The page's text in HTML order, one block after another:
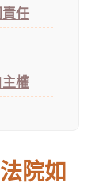
任
權
院如